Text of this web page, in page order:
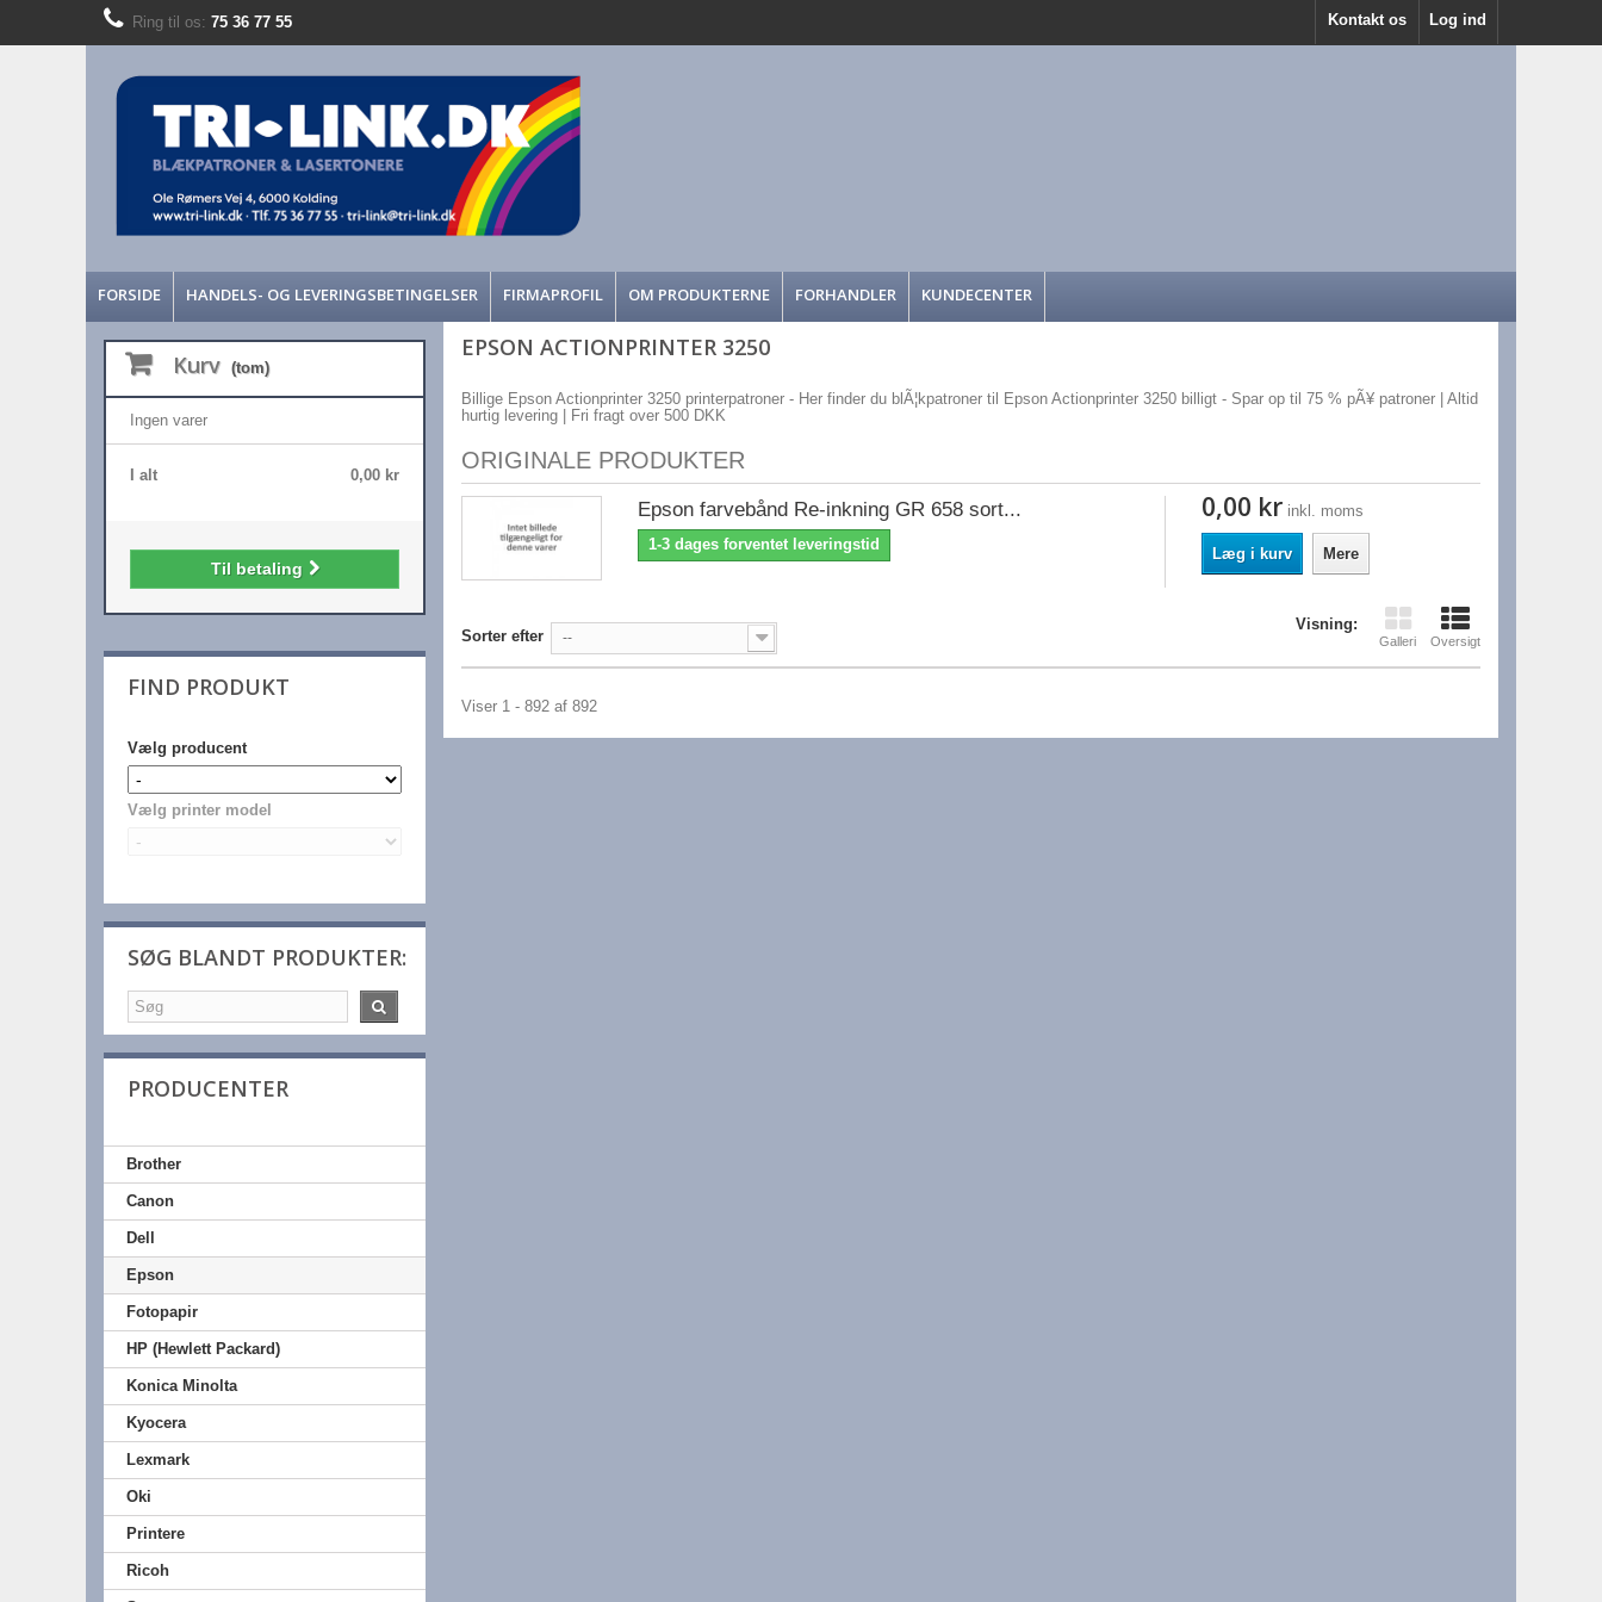
Log ind
Kontakt os
Ring til os: 75 36 77 55
FORSIDE HANDELS- OG LEVERINGSBETINGELSER FIRMAPROFIL OM PRODUKTERNE FORHANDLER KUNDECENTER
Kurv (tom)
Ingen varer
0,00 kr
I alt
Til betaling
FIND PRODUKT
Vælg producent
Vælg printer model
SØG BLANDT PRODUKTER:
PRODUCENTER
Brother
Canon
Dell
Epson
Fotopapir
HP (Hewlett Packard)
Konica Minolta
Kyocera
Lexmark
Oki
Printere
Ricoh
EPSON ACTIONPRINTER 3250
Billige Epson Actionprinter 3250 printerpatroner - Her finder du blÃ¦kpatroner til Epson Actionprinter 3250 billigt - Spar op til 75 % pÃ¥ patroner | Altid
hurtig levering | Fri fragt over 500 DKK
ORIGINALE PRODUKTER
Epson farvebånd Re-inkning GR 658 sort...
1-3 dages forventet leveringstid
0,00 kr inkl. moms
Læg i kurv Mere
Visning:
Galleri Oversigt
Sorter efter --
Viser 1 - 892 af 892